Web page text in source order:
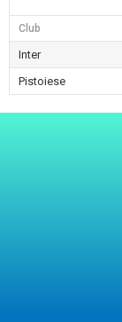
Club
Inter
Pistoiese